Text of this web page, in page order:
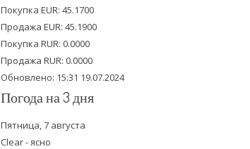
e
r
o
o
k
b
e
Покупка EUR: 45.1700
Продажа EUR: 45.1900
Покупка RUR: 0.0000
Продажа RUR: 0.0000
Обновлено: 15:31 19.07.2024
Погода на 3 дня
Пятница, 7 августа
Clear - ясно